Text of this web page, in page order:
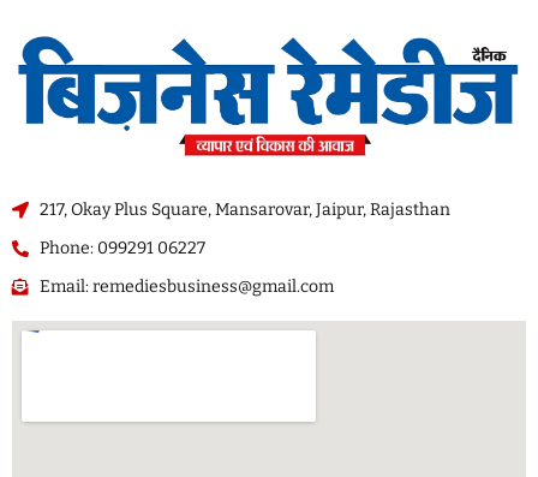
217, Okay Plus Square, Mansarovar, Jaipur, Rajasthan
Phone: 099291 06227
Email: remediesbusiness@gmail.com